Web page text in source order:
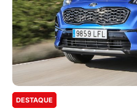
DESTAQUE